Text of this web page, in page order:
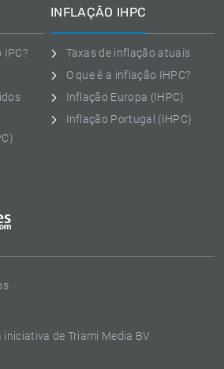
de Triami Media BV
IPC?
INFLAÇÃO IHPC
Taxas de inflação atuais
O que é a inflação IHPC?
Inflação Europa (IHPC)
Inflação Portugal (IHPC)